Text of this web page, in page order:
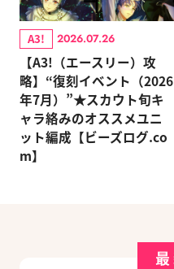
A3! 2026.07.26
【A3!（エースリー）攻
略】“復刻イベント（2026
年7月）”★スカウト旬キ
ャラ絡みのオススメユニ
ット編成【ビーズログ.co
m】